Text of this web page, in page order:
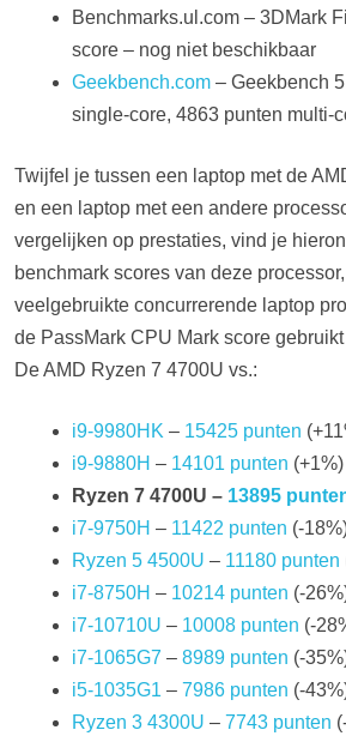
Benchmarks.ul.com – 3DMark
score – nog niet beschikbaar
Geekbench.com – Geekbench
single-core, 4863 punten multi-
Twijfel je tussen een laptop met de
en een laptop met een andere
vergelijken op prestaties, vind je
benchmark scores van deze
veelgebruikte concurrerende laptop
de PassMark CPU Mark score
De AMD Ryzen 7 4700U vs.:
i9-9980HK – 15425 punten
i9-9880H – 14101 punten (+1%)
Ryzen 7 4700U – 13895
i7-9750H – 11422 punten (-
Ryzen 5 4500U – 11180 punten
i7-8750H – 10214 punten (-
i7-10710U – 10008 punten (-
i7-1065G7 – 8989 punten (-
i5-1035G1 – 7986 punten (-
Ryzen 3 4300U – 7743 punten